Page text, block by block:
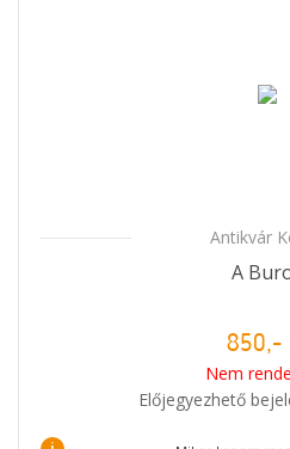
Antikvár
A
850,-
Nem
Előjegyezhető